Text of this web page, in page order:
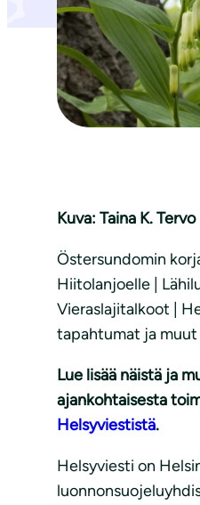
Kuva: Taina K. Tervo
Östersundomin
Hiitolanjoelle |
Vieraslajitalkoot |
tapahtumat ja
Lue lisää näistä ja
ajankohtaisesta
Helsyviestistä.
Helsyviesti on